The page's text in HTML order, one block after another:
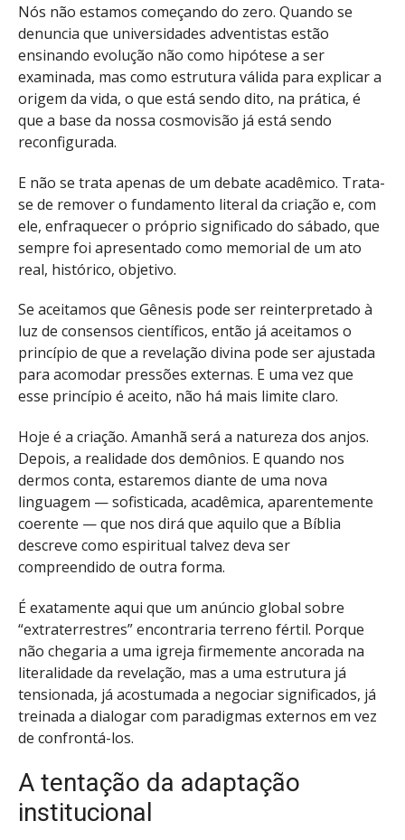
Nós não estamos começando do zero. Quando se
denuncia que universidades adventistas estão
ensinando evolução não como hipótese a ser
examinada, mas como estrutura válida para explicar a
origem da vida, o que está sendo dito, na prática, é
que a base da nossa cosmovisão já está sendo
reconfigurada.
E não se trata apenas de um debate acadêmico. Trata-
se de remover o fundamento literal da criação e, com
ele, enfraquecer o próprio significado do sábado, que
sempre foi apresentado como memorial de um ato
real, histórico, objetivo.
Se aceitamos que Gênesis pode ser reinterpretado à
luz de consensos científicos, então já aceitamos o
princípio de que a revelação divina pode ser ajustada
para acomodar pressões externas. E uma vez que
esse princípio é aceito, não há mais limite claro.
Hoje é a criação. Amanhã será a natureza dos anjos.
Depois, a realidade dos demônios. E quando nos
dermos conta, estaremos diante de uma nova
linguagem — sofisticada, acadêmica, aparentemente
coerente — que nos dirá que aquilo que a Bíblia
descreve como espiritual talvez deva ser
compreendido de outra forma.
É exatamente aqui que um anúncio global sobre
“extraterrestres” encontraria terreno fértil. Porque
não chegaria a uma igreja firmemente ancorada na
literalidade da revelação, mas a uma estrutura já
tensionada, já acostumada a negociar significados, já
treinada a dialogar com paradigmas externos em vez
de confrontá-los.
A tentação da adaptação
institucional